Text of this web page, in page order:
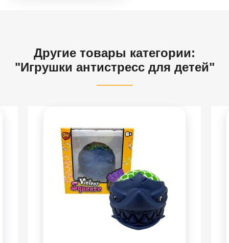
Другие товары категории:
"Игрушки антистресс для детей"